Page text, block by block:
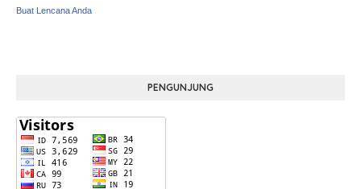
Buat Lencana Anda
PENGUNJUNG